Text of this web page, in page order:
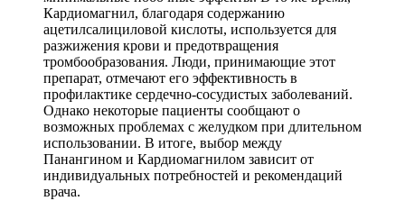
Кардиомагнил, благодаря содержанию
ацетилсалициловой кислоты, используется для
разжижения крови и предотвращения
тромбообразования. Люди, принимающие этот
препарат, отмечают его эффективность в
профилактике сердечно-сосудистых заболеваний.
Однако некоторые пациенты сообщают о
возможных проблемах с желудком при длительном
использовании. В итоге, выбор между
Панангином и Кардиомагнилом зависит от
индивидуальных потребностей и рекомендаций
врача.